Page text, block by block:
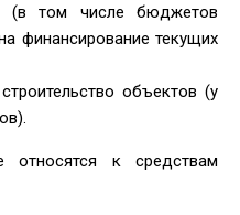
(в том числе бюджетов
финансирование текущих
объектов (у
относятся к средствам